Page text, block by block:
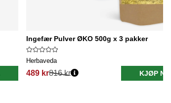
Ingefær Pulver ØKO 500g x 3 pakker
Herbaveda
489 kr816 kr KJØP NÅ